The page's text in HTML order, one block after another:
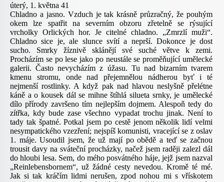
úterý, 1. května 41
Chladno a jasno. Vzduch je tak krásně průzračný, že pouhým
okem lze spatřit na severním obzoru zřetelně se rýsující
vrcholky Orlických hor. Je citelné chladno. „Zmrzlí muži“.
Chladno sice je, ale slunce svítí a neprší. Dokonce je dost
sucho. Smrky žíznivě sklánějí své suché větve k zemi.
Procházím se po lese jako po neustále se proměňující umělecké
galerii. Často nevycházím z úžasu. Tu nad bizarním tvarem
kmenu stromu, onde nad přejemnělou nádherou byť i té
nejmenší rostlinky. A když pak nad hlavou neslyšně přelétne
káně a o kousek dál se mihne štíhlá silueta srnky, je umělecké
dílo přírody završeno tím nejlepším dojmem. Alespoň tedy do
zítřka, kdy bude zase všechno vypadat trochu jinak. Není to
tady tak špatné. Potkal jsem po cestě jenom několik lidí velmi
nesympatického vzezření; nejspíš komunisti, vracející se z oslav
1. máje. Usoudil jsem, že už mají po obědě a teď se začnou
trousit davy na sváteční procházky, načež jsem raději zalezl dál
do hloubi lesa. Sem, do mého posvátného háje, jejž jsem nazval
„Reinlebensbornem“, už žádné cesty nevedou. Kromě té mé.
Jak si tak kráčím lidmi nerušen, zpod nohou mi s vřískotem